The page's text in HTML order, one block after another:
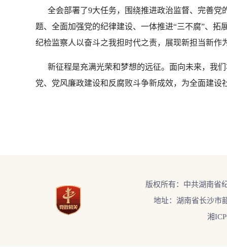
全会部署了9大任务，围绕推进政治监督、完善党
题、全面加强党的纪律建设、一体推进“三不腐”、
纪检监察人以奋斗之我担时代之责，展现新担当新作
新征程是充满光荣和梦想的远征。面向未来，我们
党、党风廉政建设和反腐败斗争新成效，为全面建
版权所有：中共湖南省
地址：湖南省长沙市
湘